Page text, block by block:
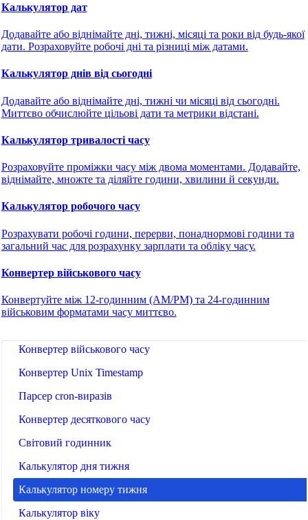
🔗Пов'язані Інструменти
⏰Час і дата
🔧 ІНСТРУМЕНТИ
Конвертер часових поясів
Калькулятор дат
Калькулятор днів від сьогодні
Калькулятор тривалості часу
Конвертер військового часу
Конвертер Unix Timestamp
Парсер cron-виразів
Конвертер десяткового часу
Світовий годинник
Калькулятор дня тижня
Калькулятор номеру тижня
Калькулятор віку
Калькулятор дат
Додавайте або віднімайте дні, тижні, місяці та роки від будь-якої
дати. Розраховуйте робочі дні та різниці між датами.
Калькулятор днів від сьогодні
Додавайте або віднімайте дні, тижні чи місяці від сьогодні.
Миттєво обчислюйте цільові дати та метрики відстані.
Калькулятор тривалості часу
Розраховуйте проміжки часу між двома моментами. Додавайте,
віднімайте, множте та діляйте години, хвилини й секунди.
Калькулятор робочого часу
Розрахувати робочі години, перерви, понаднормові години та
загальний час для розрахунку зарплати та обліку часу.
Конвертер військового часу
Конвертуйте між 12-годинним (AM/PM) та 24-годинним
військовим форматами часу миттєво.